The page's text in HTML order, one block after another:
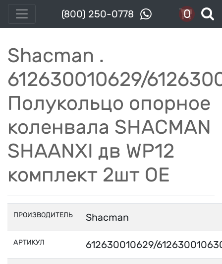
(800) 250-0778 0
Shacman .
612630010629/
Полукольцо опорное
коленвала SHACMAN
SHAANXI дв WP12
комплект 2шт OE
ПРОИЗВОДИТЕЛЬ Shacman
АРТИКУЛ 612630010629/